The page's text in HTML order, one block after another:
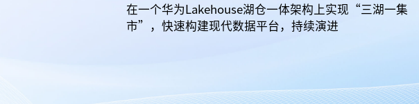
在一个华为Lakehouse湖仓一体架构上实现“三湖一集
市”，快速构建现代数据平台，持续演进